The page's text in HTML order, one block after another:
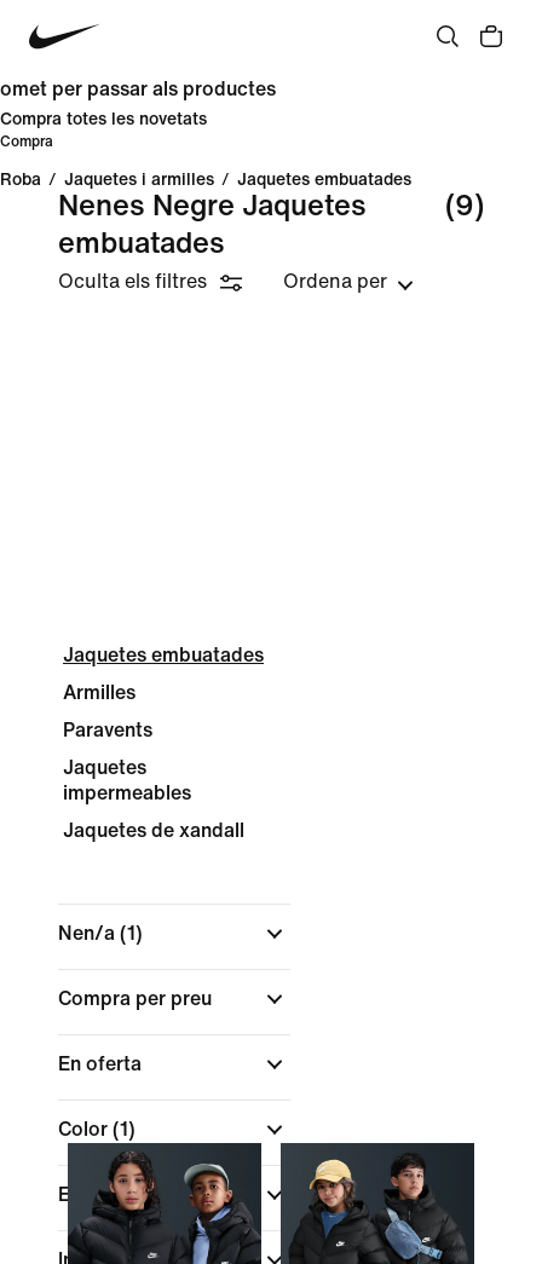
omet per passar als productes
Compra totes les novetats
Compra
Roba / Jaquetes i armilles / Jaquetes embuatades
Nenes Negre Jaquetes
embuatades
(9)
Oculta els filtres Ordena per
Jaquetes embuatades
Armilles
Paravents
Jaquetes
impermeables
Jaquetes de xandall
Nen/a (1)
Compra per preu
En oferta
Color (1)
Edat dels nens
Interval de talles